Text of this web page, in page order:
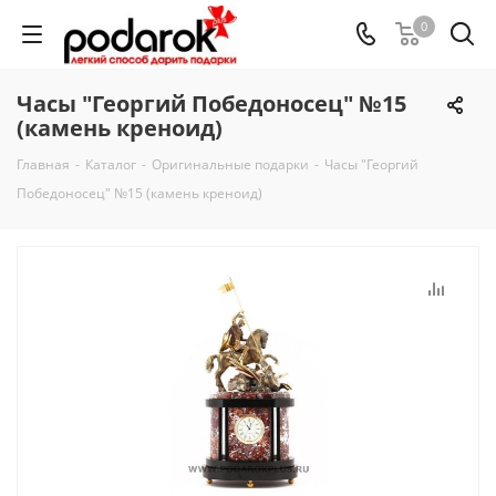
0
Часы "Георгий Победоносец" №15
(камень креноид)
Главная - Каталог - Оригинальные подарки - Часы "Георгий
Победоносец" №15 (камень креноид)